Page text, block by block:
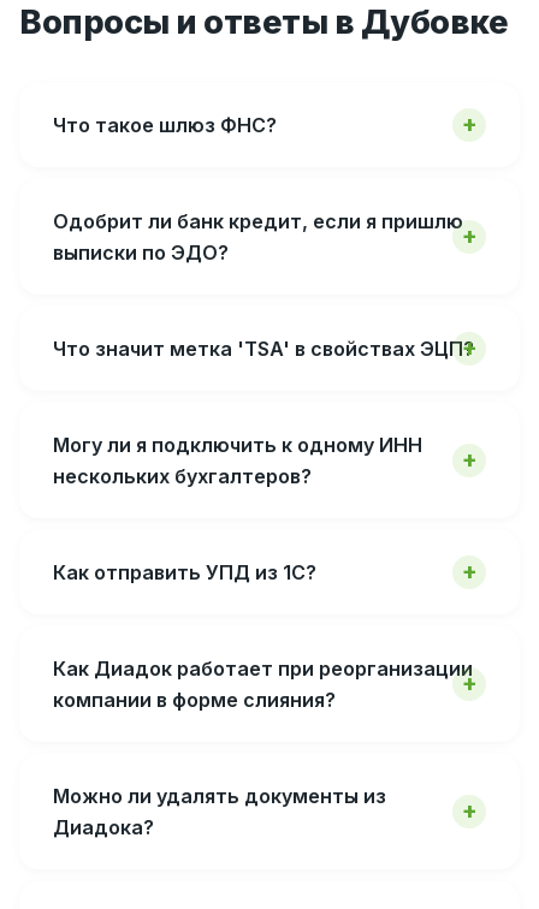
Вопросы и ответы в Дубовке
Что такое шлюз ФНС?
Одобрит ли банк кредит, если я пришлю
выписки по ЭДО?
Что значит метка 'TSA' в свойствах ЭЦП?
Могу ли я подключить к одному ИНН
нескольких бухгалтеров?
Как отправить УПД из 1С?
Как Диадок работает при реорганизации
компании в форме слияния?
Можно ли удалять документы из
Диадока?